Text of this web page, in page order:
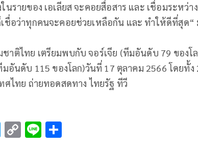
นรายของ เอเลียส จะคอยสื่อสาร และ เชื่อมระหว่
ชื่อว่าทุกคนจะคอยช่วยเหลือกัน และ ทำให้ดีที่สุด“
าติไทย เตรียมพบกับ จอร์เจีย (ทีมอันดับ 79 ของ
มอันดับ 115 ของโลก)วันที่ 17 ตุลาคม 2566 โดยทั้ง
ศไทย ถ่ายทอดสดทาง ไทยรัฐ ทีวี
T C Li